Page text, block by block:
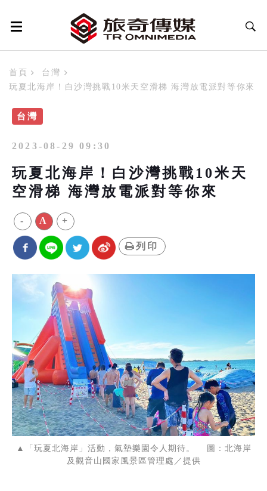
首頁
台灣
玩夏北海岸！白沙灣挑戰10米天空滑梯 海灣放電派對等你來
台灣
2023-08-29 09:30
玩夏北海岸！白沙灣挑戰10米天
空滑梯 海灣放電派對等你來
- A +
列印
▲「玩夏北海岸」活動，氣墊樂園令人期待。 圖：北海岸
及觀音山國家風景區管理處／提供